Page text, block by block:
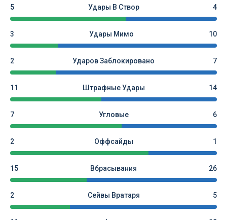
5 Удары В Створ 4
3 Удары Мимо 10
2 Ударов Заблокировано 7
11 Штрафные Удары 14
7 Угловые 6
2 Оффсайды 1
15 Вбрасывания 26
2 Сейвы Вратаря 5